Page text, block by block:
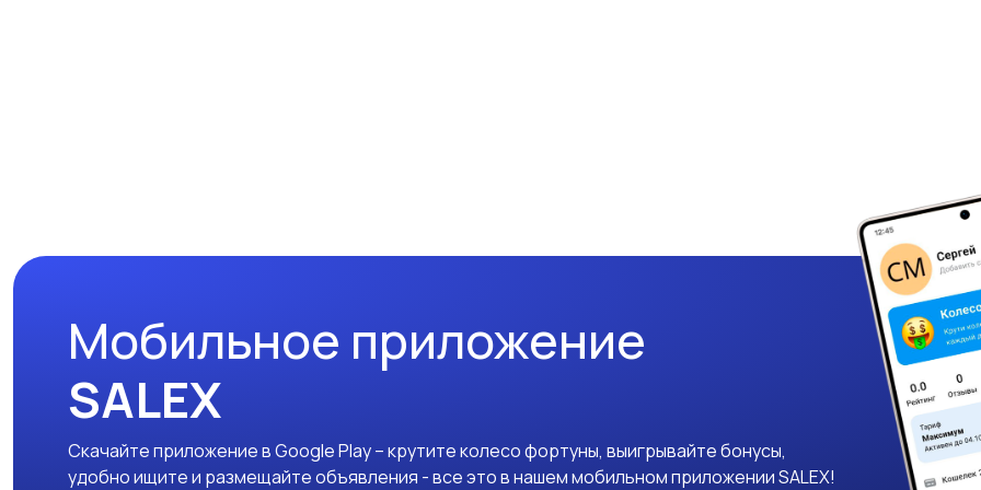
Мобильное приложение
SALEX
Скачайте приложение в Google Play – крутите колесо фортуны, выигрывайте бонусы,
удобно ищите и размещайте объявления - все это в нашем мобильном приложении SALEX!